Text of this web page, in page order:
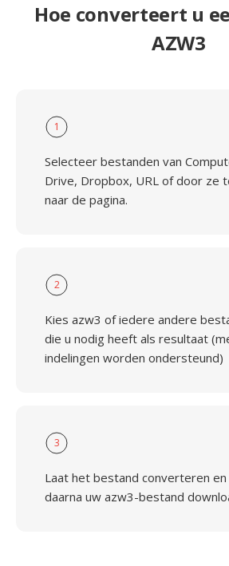
Hoe converteert u
AZW3
1
Selecteer bestanden van
Drive, Dropbox, URL of door ze
naar de pagina.
2
Kies azw3 of iedere andere
die u nodig heeft als resultaat
indelingen worden ondersteund)
3
Laat het bestand converteren
daarna uw azw3-bestand